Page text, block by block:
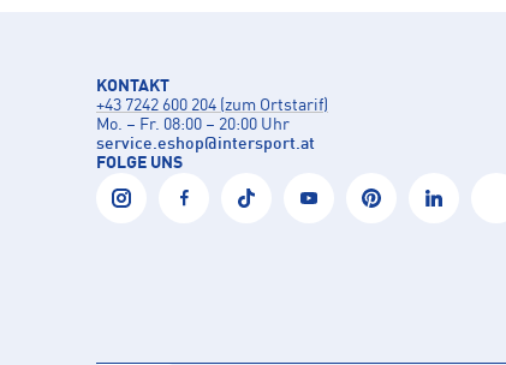
KONTAKT
+43 7242 600 204 (zum Ortstarif)
Mo. – Fr. 08:00 – 20:00 Uhr
service.eshop@intersport.at
FOLGE UNS